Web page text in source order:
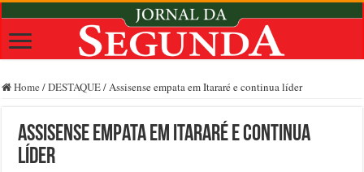
Home /DESTAQUE/Assisense empata em Itararé e continua líder
Assisense empata em Itararé e continua
líder